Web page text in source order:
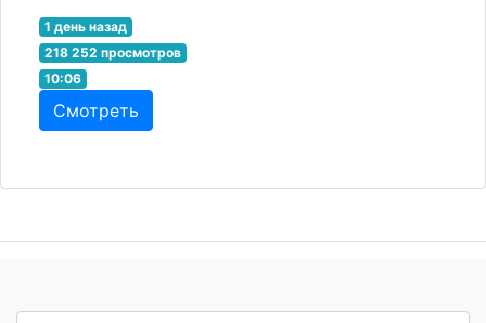
1 день назад
218 252 просмотров
10:06
Смотреть